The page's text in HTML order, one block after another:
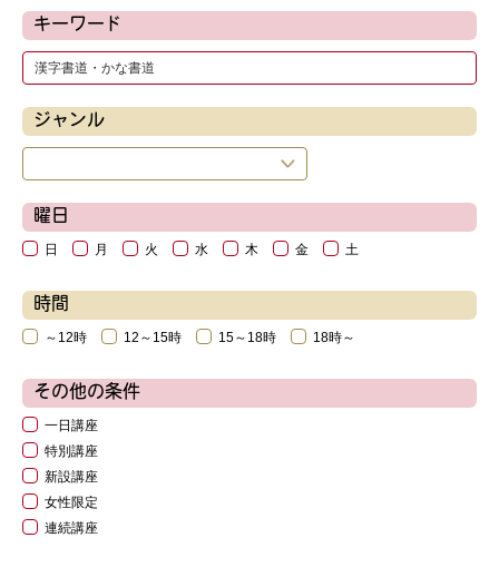
キーワード
ジャンル
曜日
日 月 火 水 木 金 土
時間
～12時 12～15時 15～18時 18時～
その他の条件
一日講座
特別講座
新設講座
女性限定
連続講座